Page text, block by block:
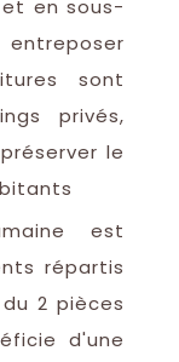
en sous-
entreposer
sont
privés,
le
est
répartis
2 pièces
d'une